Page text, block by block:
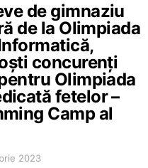
de gimnaziu
de la Olimpiada
concurenți
Olimpiada
fetelor –
Camp al
2023